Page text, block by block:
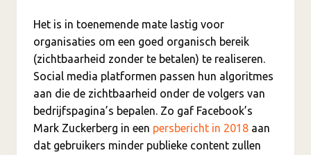
Het is in toenemende mate lastig voor
organisaties om een goed organisch bereik
(zichtbaarheid zonder te betalen) te realiseren.
Social media platformen passen hun algoritmes
aan die de zichtbaarheid onder de volgers van
bedrijfspagina’s bepalen. Zo gaf Facebook’s
Mark Zuckerberg in een persbericht in 2018 aan
dat gebruikers minder publieke content zullen